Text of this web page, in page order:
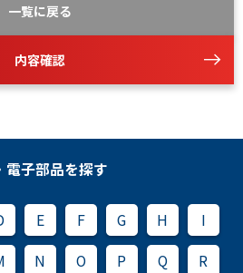
一覧に戻る
内容確認
電子部品を探す
E F G H
I
N O P Q
R